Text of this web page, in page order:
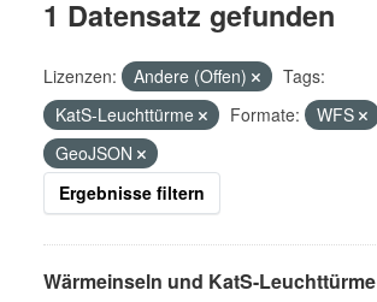
1 Datensatz gefunden
Lizenzen: Andere (Offen)
Tags:
KatS-Leuchttürme
Formate:
WFS
GeoJSON
Ergebnisse filtern
Wärmeinseln und KatS-Leuchttürme